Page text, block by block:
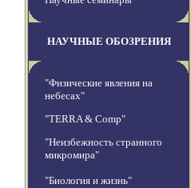
НАУЧНЫЕ ОБОЗРЕНИЯ
"Физические явления на
небесах"
"TERRA & Comp"
"Неизбежность странного
микромира"
"Биология и жизнь"